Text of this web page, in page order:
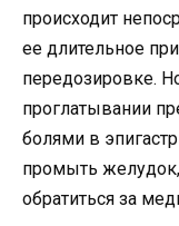
происходит
ее длительное
передозировке.
проглатывании
болями в
промыть
обратиться за